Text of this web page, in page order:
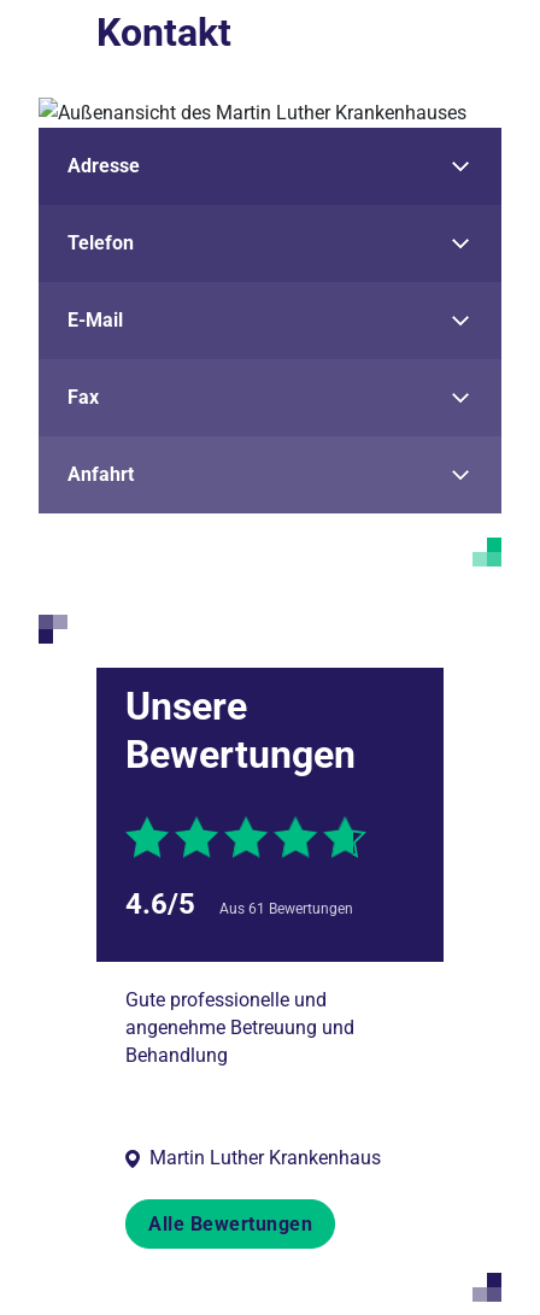
Kontakt
Adresse
Telefon
E-Mail
Fax
Anfahrt
Unsere
Bewertungen
4.6/5 Aus 61 Bewertungen
Gute professionelle und
angenehme Betreuung und
Behandlung
Martin Luther Krankenhaus
Alle Bewertungen